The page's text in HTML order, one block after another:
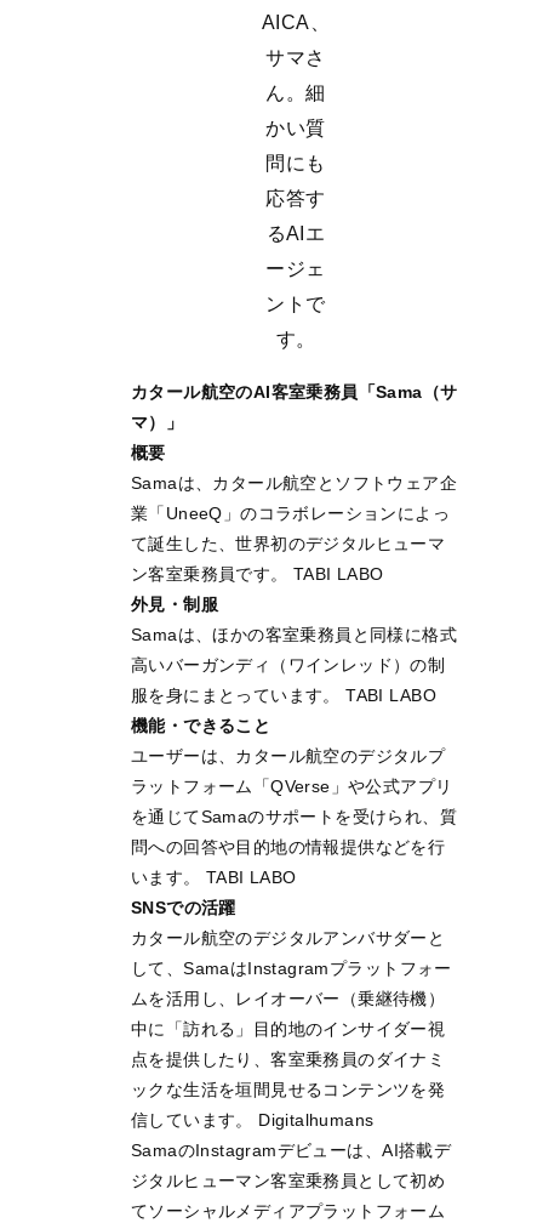
AICA、
サマさ
ん。細
かい質
問にも
応答す
るAIエ
ージェ
ントで
す。
カタール航空のAI客室乗務員「Sama（サ
マ）」
概要
Samaは、カタール航空とソフトウェア企
業「UneeQ」のコラボレーションによっ
て誕生した、世界初のデジタルヒューマ
ン客室乗務員です。 TABI LABO
外見・制服
Samaは、ほかの客室乗務員と同様に格式
高いバーガンディ（ワインレッド）の制
服を身にまとっています。 TABI LABO
機能・できること
ユーザーは、カタール航空のデジタルプ
ラットフォーム「QVerse」や公式アプリ
を通じてSamaのサポートを受けられ、質
問への回答や目的地の情報提供などを行
います。 TABI LABO
SNSでの活躍
カタール航空のデジタルアンバサダーと
して、SamaはInstagramプラットフォー
ムを活用し、レイオーバー（乗継待機）
中に「訪れる」目的地のインサイダー視
点を提供したり、客室乗務員のダイナミ
ックな生活を垣間見せるコンテンツを発
信しています。 Digitalhumans
SamaのInstagramデビューは、AI搭載デ
ジタルヒューマン客室乗務員として初め
てソーシャルメディアプラットフォーム